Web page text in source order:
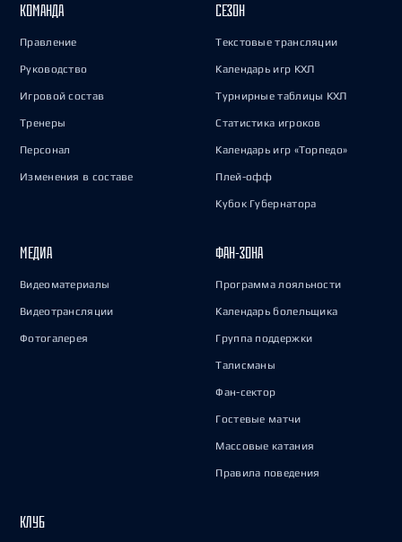
КОМАНДА
Правление
Руководство
Игровой состав
Тренеры
Персонал
Изменения в составе
СЕЗОН
Текстовые трансляции
Календарь игр КХЛ
Турнирные таблицы КХЛ
Статистика игроков
Календарь игр «Торпедо»
Плей-офф
Кубок Губернатора
МЕДИА
Видеоматериалы
Видеотрансляции
Фотогалерея
ФАН-ЗОНА
Программа лояльности
Календарь болельщика
Группа поддержки
Талисманы
Фан-сектор
Гостевые матчи
Массовые катания
Правила поведения
КЛУБ